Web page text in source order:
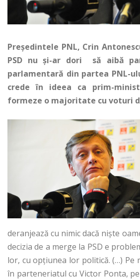
Președintele PNL, Crin
PSD nu și-ar dori să aibă
parlamentară din partea PNL-
crede în ideea ca prim-
formeze o majoritate cu voturi
deranjează cu nimic dacă nişte
decizia de a merge la PSD e
lor, cu opţiunea lor politică. (…) Pe
în parteneriatul cu Victor Ponta,